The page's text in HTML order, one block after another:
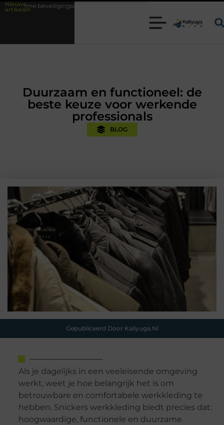
Nieuwe
artikelen met kennis uit de praktijk
Duurzaam en functioneel: de
beste keuze voor werkende
professionals
BLOG
Gepubliceerd Door Kaliyuga.nl
Als je dagelijks in een veeleisende omgeving
werkt, weet je hoe belangrijk het is om
betrouwbare en comfortabele werkkleding te
hebben. Snickers werkkleding biedt precies dat:
hoogwaardige, functionele en duurzame